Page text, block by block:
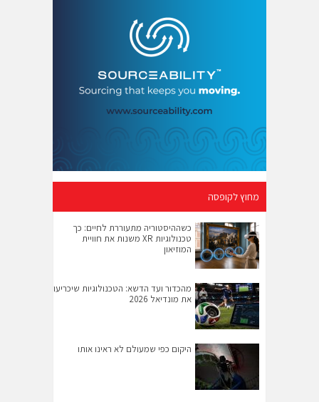
מחוץ לקופסה
כשההיסטוריה מתעוררת לחיים: כך
טכנולוגיות XR משנות את חוויית
המוזיאון
מהכדור ועד הדשא: הטכנולוגיות שיכריעו
את מונדיאל 2026
היקום כפי שמעולם לא ראינו אותו